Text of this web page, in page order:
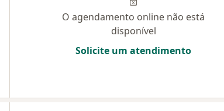
O agendamento online não está
disponível
Solicite um atendimento